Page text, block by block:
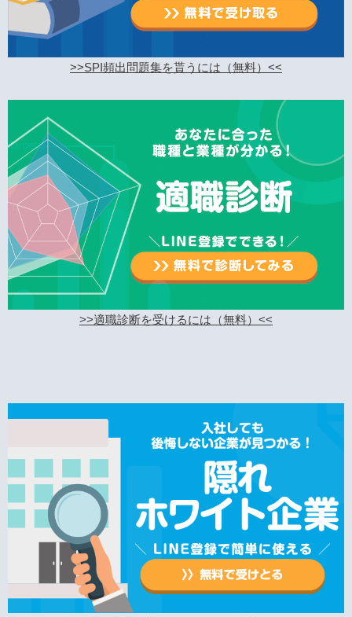
>>SPI頻出問題集を貰うには（無料）<<
>>適職診断を受けるには（無料）<<